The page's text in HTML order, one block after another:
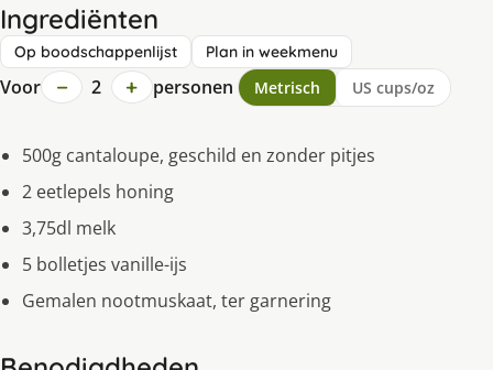
Ingrediënten
Op boodschappenlijst Plan in weekmenu
Voor − 2 + personen Metrisch US cups/oz
500g cantaloupe, geschild en zonder pitjes
2 eetlepels honing
3,75dl melk
5 bolletjes vanille-ijs
Gemalen nootmuskaat, ter garnering